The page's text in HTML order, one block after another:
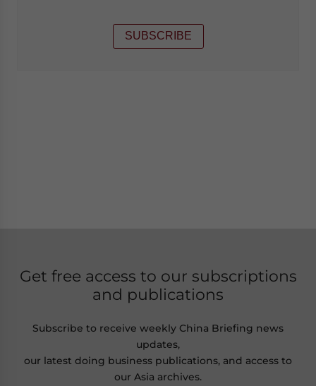
SUBSCRIBE
Get free access to our subscriptions
and publications
Subscribe to receive weekly China Briefing news
updates,
our latest doing business publications, and access to
our Asia archives.